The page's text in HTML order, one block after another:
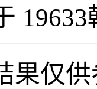
果仅